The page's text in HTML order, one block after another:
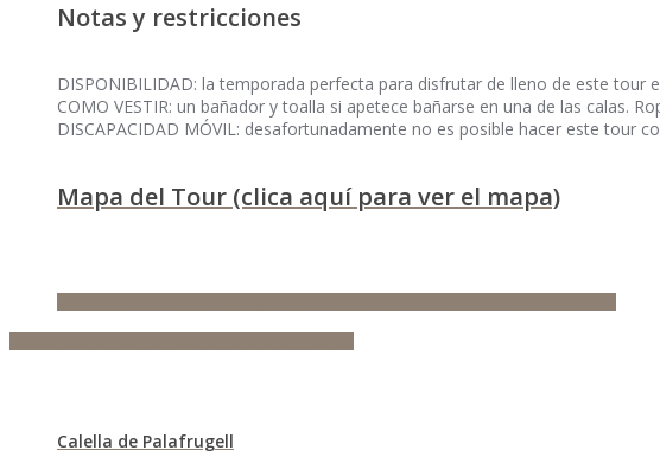
Notas y restricciones
DISPONIBILIDAD: la temporada perfecta para disfrutar de lleno de este tour
COMO VESTIR: un bañador y toalla si apetece bañarse en una de las calas.
DISCAPACIDAD MÓVIL: desafortunadamente no es posible hacer este tour
Mapa del Tour (clica aquí para ver el mapa)
Calella de Palafrugell